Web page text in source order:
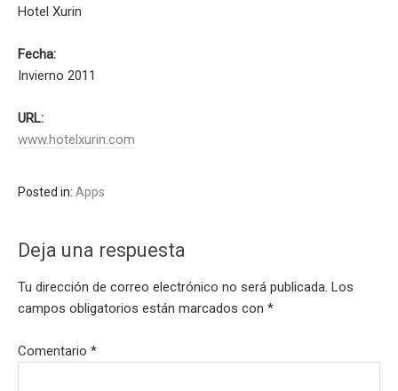
Hotel Xurin
Fecha:
Invierno 2011
URL:
www.hotelxurin.com
Posted in: Apps
Deja una respuesta
Tu dirección de correo electrónico no será publicada. Los
campos obligatorios están marcados con *
Comentario *